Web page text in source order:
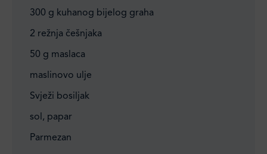
300 g kuhanog bijelog graha
2 režnja češnjaka
50 g maslaca
maslinovo ulje
Svježi bosiljak
sol, papar
Parmezan